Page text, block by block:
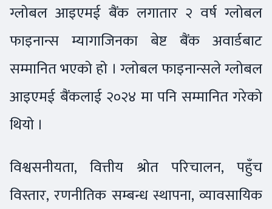
ग्लोबल आइएमई बैंक लगातार २ वर्ष ग्लोबल
फाइनान्स म्यागाजिनका बेष्ट बैंक अवार्डबाट
सम्मानित भएको हो । ग्लोबल फाइनान्सले ग्लोबल
आइएमई बैंकलाई २०२४ मा पनि सम्मानित गरेको
थियो ।
विश्वसनीयता, वित्तीय श्रोत परिचालन, पहुँच
विस्तार, रणनीतिक सम्बन्ध स्थापना, व्यावसायिक